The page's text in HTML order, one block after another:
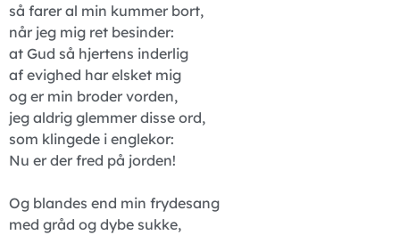
så farer al min kummer bort,
når jeg mig ret besinder:
at Gud så hjertens inderlig
af evighed har elsket mig
og er min broder vorden,
jeg aldrig glemmer disse ord,
som klingede i englekor:
Nu er der fred på jorden!
Og blandes end min frydesang
med gråd og dybe sukke,